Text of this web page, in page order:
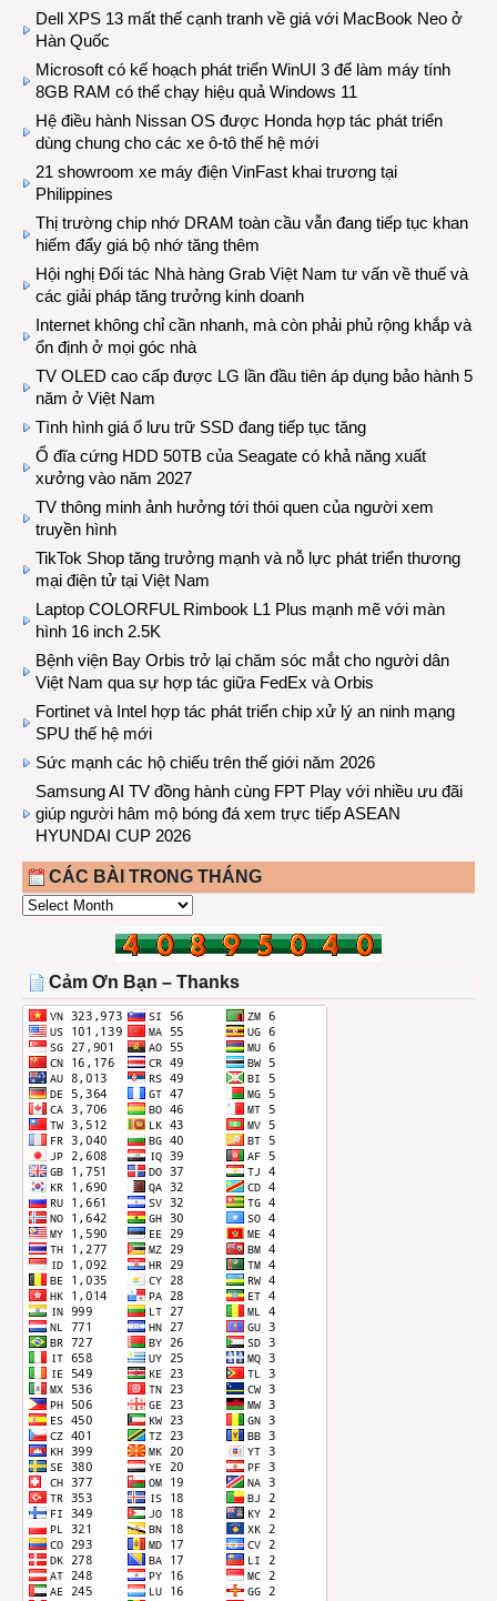
Dell XPS 13 mất thế cạnh tranh về giá với MacBook Neo ở
Hàn Quốc
Microsoft có kế hoạch phát triển WinUI 3 để làm máy tính
8GB RAM có thể chạy hiệu quả Windows 11
Hệ điều hành Nissan OS được Honda hợp tác phát triển
dùng chung cho các xe ô-tô thế hệ mới
21 showroom xe máy điện VinFast khai trương tại
Philippines
Thị trường chip nhớ DRAM toàn cầu vẫn đang tiếp tục khan
hiếm đẩy giá bộ nhớ tăng thêm
Hội nghị Đối tác Nhà hàng Grab Việt Nam tư vấn về thuế và
các giải pháp tăng trưởng kinh doanh
Internet không chỉ cần nhanh, mà còn phải phủ rộng khắp và
ổn định ở mọi góc nhà
TV OLED cao cấp được LG lần đầu tiên áp dụng bảo hành 5
năm ở Việt Nam
Tình hình giá ổ lưu trữ SSD đang tiếp tục tăng
Ổ đĩa cứng HDD 50TB của Seagate có khả năng xuất
xưởng vào năm 2027
TV thông minh ảnh hưởng tới thói quen của người xem
truyền hình
TikTok Shop tăng trưởng mạnh và nỗ lực phát triển thương
mại điện tử tại Việt Nam
Laptop COLORFUL Rimbook L1 Plus mạnh mẽ với màn
hình 16 inch 2.5K
Bệnh viện Bay Orbis trở lại chăm sóc mắt cho người dân
Việt Nam qua sự hợp tác giữa FedEx và Orbis
Fortinet và Intel hợp tác phát triển chip xử lý an ninh mạng
SPU thế hệ mới
Sức mạnh các hộ chiếu trên thế giới năm 2026
Samsung AI TV đồng hành cùng FPT Play với nhiều ưu đãi
giúp người hâm mộ bóng đá xem trực tiếp ASEAN
HYUNDAI CUP 2026
CÁC BÀI TRONG THÁNG
CÁC
THÁNG
Cảm Ơn Bạn – Thanks